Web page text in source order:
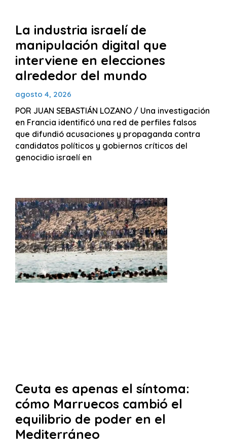
La industria israelí de
manipulación digital que
interviene en elecciones
alrededor del mundo
agosto 4, 2026
POR JUAN SEBASTIÁN LOZANO / Una investigación
en Francia identificó una red de perfiles falsos
que difundió acusaciones y propaganda contra
candidatos políticos y gobiernos críticos del
genocidio israelí en
Ceuta es apenas el síntoma:
cómo Marruecos cambió el
equilibrio de poder en el
Mediterráneo